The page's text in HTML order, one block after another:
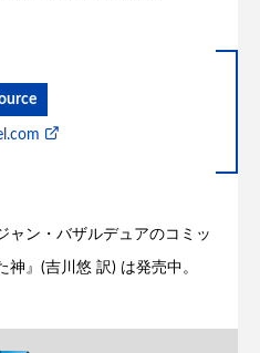
ャン・バザルデュアのコミッ
』(吉川悠 訳) は発売中。